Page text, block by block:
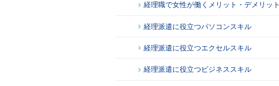
経理職で女性が働くメリット・デメリット
経理派遣に役立つパソコンスキル
経理派遣に役立つエクセルスキル
経理派遣に役立つビジネススキル